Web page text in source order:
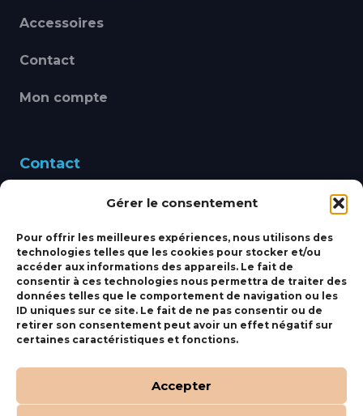
Gérer le consentement
Pour offrir les meilleures expériences, nous utilisons des
technologies telles que les cookies pour stocker et/ou
accéder aux informations des appareils. Le fait de
consentir à ces technologies nous permettra de traiter des
données telles que le comportement de navigation ou les
ID uniques sur ce site. Le fait de ne pas consentir ou de
retirer son consentement peut avoir un effet négatif sur
certaines caractéristiques et fonctions.
Accepter
Accessoires
Contact
Mon compte
Contact
460 Avenue Alain Le
bbsmarine@bbs-
marine.fr
Fixe:04 27 50 24 50
Mobile:06 69 44 48 83